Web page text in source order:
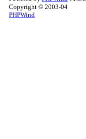
Copyright © 2003-04
PHPWind